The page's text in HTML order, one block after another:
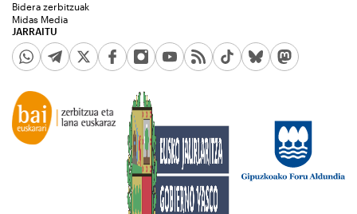
JARRAITU
Bidera zerbitzuak
Midas Media